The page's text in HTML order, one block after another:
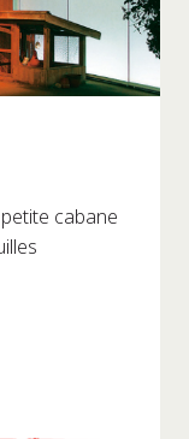
cabane